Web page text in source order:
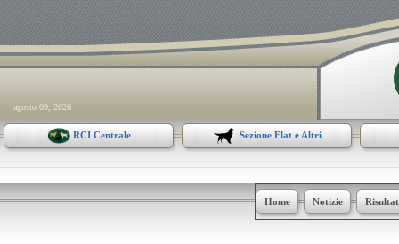
agosto 09, 2026
RCI Centrale Sezione Flat e Altri
Home Notizie